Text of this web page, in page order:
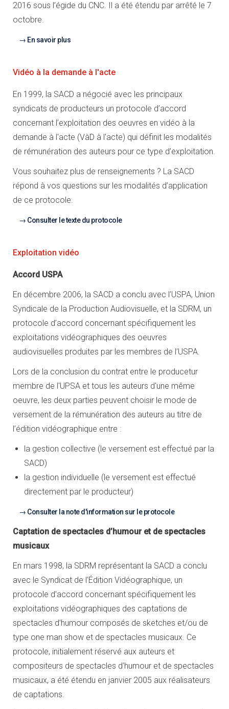
2016 sous l’égide du CNC. Il a été étendu par arrêté le 7
octobre.
En savoir plus
Vidéo à la demande à l'acte
En 1999, la SACD a négocié avec les principaux
syndicats de producteurs un protocole d’accord
concernant l’exploitation des oeuvres en vidéo à la
demande à l'acte (VàD à l'acte) qui définit les modalités
de rémunération des auteurs pour ce type d’exploitation.
Vous souhaitez plus de renseignements ? La SACD
répond à vos questions sur les modalités d’application
de ce protocole.
Consulter le texte du protocole
Exploitation vidéo
Accord USPA
En décembre 2006, la SACD a conclu avec l’USPA, Union
Syndicale de la Production Audiovisuelle, et la SDRM, un
protocole d’accord concernant spécifiquement les
exploitations vidéographiques des oeuvres
audiovisuelles produites par les membres de l’USPA.
Lors de la conclusion du contrat entre le producetur
membre de l'UPSA et tous les auteurs d'une même
oeuvre, les deux parties peuvent choisir le mode de
versement de la rémunération des auteurs au titre de
l’édition vidéographique entre :
la gestion collective (le versement est effectué par la
SACD)
la gestion individuelle (le versement est effectué
directement par le producteur)
Consulter la note d'information sur le protocole
Captation de spectacles d’humour et de spectacles
musicaux
En mars 1998, la SDRM représentant la SACD a conclu
avec le Syndicat de l’Édition Vidéographique, un
protocole d’accord concernant spécifiquement les
exploitations vidéographiques des captations de
spectacles d’humour composés de sketches et/ou de
type one man show et de spectacles musicaux. Ce
protocole, initialement réservé aux auteurs et
compositeurs de spectacles d’humour et de spectacles
musicaux, a été étendu en janvier 2005 aux réalisateurs
de captations.